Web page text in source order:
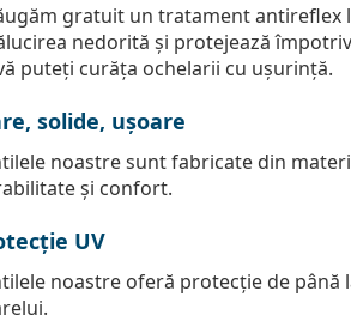
gratuit un tratament antireflex
nedorită și protejează
puteți curăța ochelarii cu ușurință.
solide, ușoare
noastre sunt fabricate din
și confort.
UV
noastre oferă protecție de până